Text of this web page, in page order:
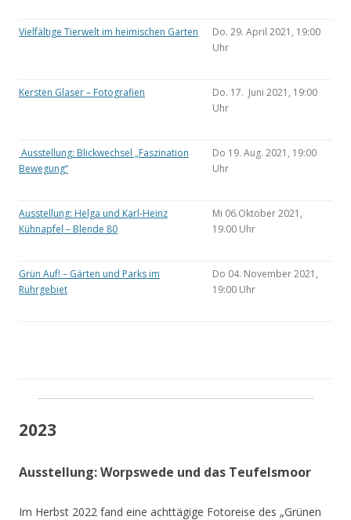
Vielfältige Tierwelt im heimischen Garten
Do. 29. April 2021, 19:00
Uhr
Kersten Glaser – Fotografien
Do. 17. Juni 2021, 19:00
Uhr
Ausstellung: Blickwechsel „Faszination
Bewegung“
Do 19. Aug. 2021, 19:00
Uhr
Ausstellung: Helga und Karl-Heinz
Kühnapfel – Blende 80
Mi 06.Oktober 2021,
19.00 Uhr
Grün Auf! – Gärten und Parks im
Ruhrgebiet
Do 04. November 2021,
19:00 Uhr
2023
Ausstellung: Worpswede und das Teufelsmoor
Im Herbst 2022 fand eine achttägige Fotoreise des „Grünen